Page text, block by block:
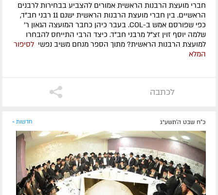
חברי מועצת הרבנות הראשית אמורים להצביע בבחירות לרבנים
הראשיים. בין חברי מועצת הרבנות הראשית ישנם 11 רבני חב"ד,
כפי שפורסם אמש ב-COL. בעבר כיהן כחבר המועצה הגאון ר'
שלמה יוסף זוין זצ"ל מרבני חב"ד. כיצד הרבי התייחס להבחרו
למועצת הרבנות הראשית? מתוך הספר מנחם משיב נפשי לסיפור
המלא
לכתבה
כ"ח שבט ה׳תשע״ג חדשות »